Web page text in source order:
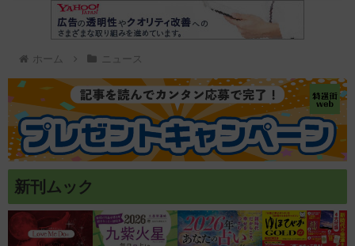
ホーム ニュース
新刊ムック